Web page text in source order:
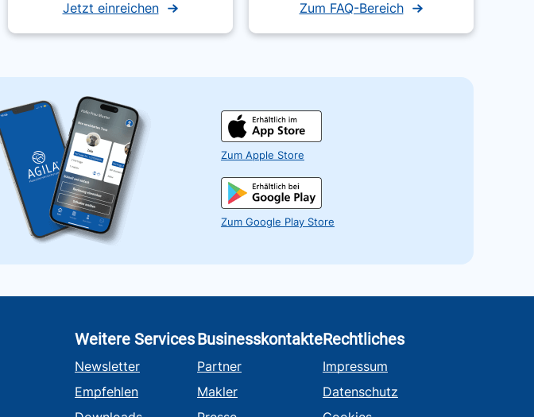
Jetzt einreichen Zum FAQ-Bereich
Zum Apple Store
Zum Google Play Store